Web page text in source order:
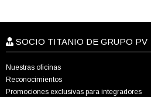
SOCIO TITANIO DE GRUPO PV
Nuestras oficinas
Reconocimientos
Promociones exclusivas para integradores